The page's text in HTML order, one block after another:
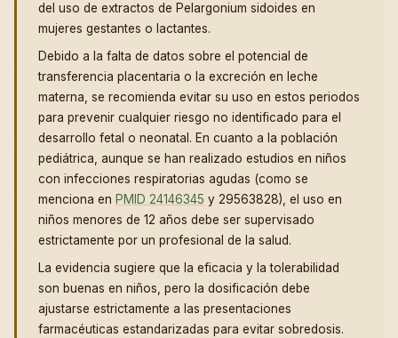
del uso de extractos de Pelargonium sidoides en
mujeres gestantes o lactantes.
Debido a la falta de datos sobre el potencial de
transferencia placentaria o la excreción en leche
materna, se recomienda evitar su uso en estos periodos
para prevenir cualquier riesgo no identificado para el
desarrollo fetal o neonatal. En cuanto a la población
pediátrica, aunque se han realizado estudios en niños
con infecciones respiratorias agudas (como se
menciona en PMID 24146345 y 29563828), el uso en
niños menores de 12 años debe ser supervisado
estrictamente por un profesional de la salud.
La evidencia sugiere que la eficacia y la tolerabilidad
son buenas en niños, pero la dosificación debe
ajustarse estrictamente a las presentaciones
farmacéuticas estandarizadas para evitar sobredosis.